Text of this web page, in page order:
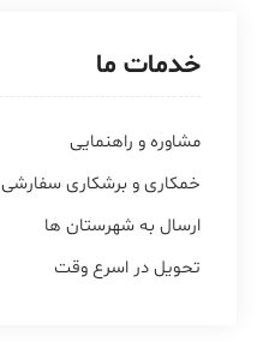
خدمات ما
مشاوره و راهنمایی
خمکاری و برشکاری سفارشی
ارسال به شهرستان ها
تحویل در اسرع وقت